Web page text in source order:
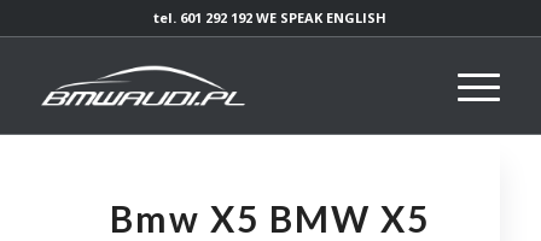
tel. 601 292 192 WE SPEAK ENGLISH
Bmw X5 BMW X5